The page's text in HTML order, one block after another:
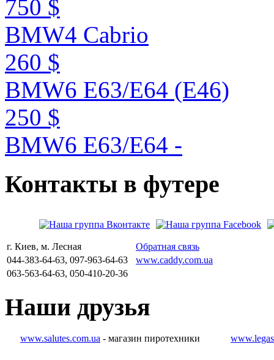
750 $
BMW4 Cabrio
260 $
BMW6 E63/E64 (E46)
250 $
BMW6 E63/E64 -
Контакты в футере
г. Киев, м. Лесная
Обратная связь
044-383-64-63, 097-963-64-63
www.caddy.com.ua
063-563-64-63, 050-410-20-36
Наши друзья
www.salutes.com.ua - магазин пиротехники